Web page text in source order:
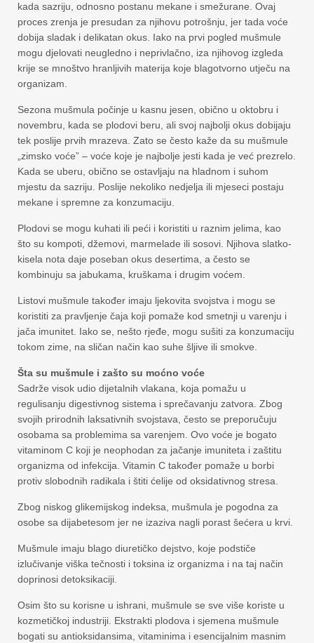
kada sazriju, odnosno postanu mekane i smežurane. Ovaj
proces zrenja je presudan za njihovu potrošnju, jer tada voće
dobija sladak i delikatan okus. Iako na prvi pogled mušmule
mogu djelovati neugledno i neprivlačno, iza njihovog izgleda
krije se mnoštvo hranljivih materija koje blagotvorno utječu na
organizam.
Sezona mušmula počinje u kasnu jesen, obično u oktobru i
novembru, kada se plodovi beru, ali svoj najbolji okus dobijaju
tek poslije prvih mrazeva. Zato se često kaže da su mušmule
„zimsko voće” – voće koje je najbolje jesti kada je već prezrelo.
Kada se uberu, obično se ostavljaju na hladnom i suhom
mjestu da sazriju. Poslije nekoliko nedjelja ili mjeseci postaju
mekane i spremne za konzumaciju.
Plodovi se mogu kuhati ili peći i koristiti u raznim jelima, kao
što su kompoti, džemovi, marmelade ili sosovi. Njihova slatko-
kisela nota daje poseban okus desertima, a često se
kombinuju sa jabukama, kruškama i drugim voćem.
Listovi mušmule također imaju ljekovita svojstva i mogu se
koristiti za pravljenje čaja koji pomaže kod smetnji u varenju i
jača imunitet. Iako se, nešto rjeđe, mogu sušiti za konzumaciju
tokom zime, na sličan način kao suhe šljive ili smokve.
Šta su mušmule i zašto su moćno voće
Sadrže visok udio dijetalnih vlakana, koja pomažu u
regulisanju digestivnog sistema i sprečavanju zatvora. Zbog
svojih prirodnih laksativnih svojstava, često se preporučuju
osobama sa problemima sa varenjem. Ovo voće je bogato
vitaminom C koji je neophodan za jačanje imuniteta i zaštitu
organizma od infekcija. Vitamin C također pomaže u borbi
protiv slobodnih radikala i štiti ćelije od oksidativnog stresa.
Zbog niskog glikemijskog indeksa, mušmula je pogodna za
osobe sa dijabetesom jer ne izaziva nagli porast šećera u krvi.
Mušmule imaju blago diuretičko dejstvo, koje podstiče
izlučivanje viška tečnosti i toksina iz organizma i na taj način
doprinosi detoksikaciji.
Osim što su korisne u ishrani, mušmule se sve više koriste u
kozmetičkoj industriji. Ekstrakti plodova i sjemena mušmule
bogati su antioksidansima, vitaminima i esencijalnim masnim